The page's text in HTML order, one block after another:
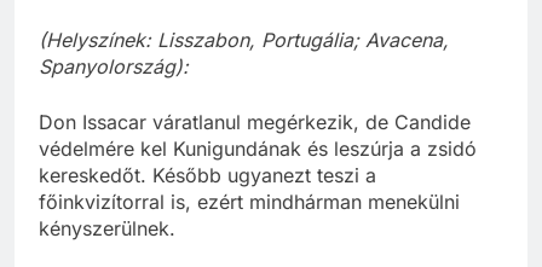
(Helyszínek: Lisszabon, Portugália; Avacena,
Spanyolország):
Don Issacar váratlanul megérkezik, de Candide
védelmére kel Kunigundának és leszúrja a zsidó
kereskedőt. Később ugyanezt teszi a
főinkvizítorral is, ezért mindhárman menekülni
kényszerülnek.